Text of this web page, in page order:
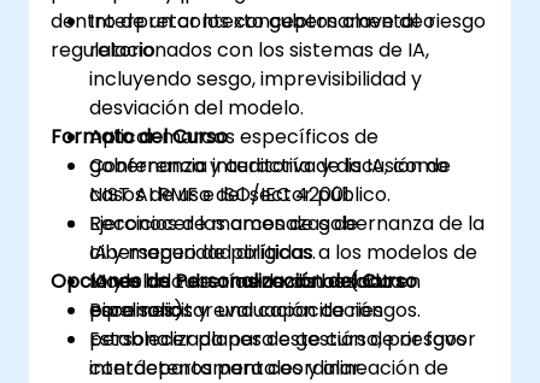
dentro de un contexto gubernamental o
regulatorio.
Interpretar los conceptos clave de riesgo
relacionados con los sistemas de IA,
incluyendo sesgo, imprevisibilidad y
desviación del modelo.
Aplicar marcos específicos de
gobernanza y auditoría de la IA, como
NIST AI RMF e ISO/IEC 42001.
Reconocer las amenazas de
ciberseguridad dirigidas a los modelos de
IA y a las tuberías de datos (data
pipelines).
Establecer planes de gestión de riesgos
interdepartamentales y alineación de
Formato del Curso
Conferencia interactiva y discusión de
casos de uso del sector público.
Ejercicios de marcos de gobernanza de la
IA y mapeo de políticas.
Modelado de amenazas basado en
escenarios y evaluación de riesgos.
Opciones de Personalización del Curso
Para solicitar una capacitación
personalizada para este curso, por favor
contáctenos para coordinar.